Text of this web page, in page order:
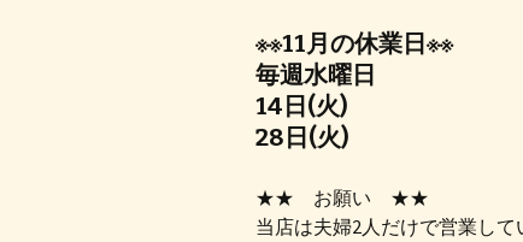
※※11月の休業日※※
毎週水曜日
14日(火)
28日(火)
★★ お願い ★★
当店は夫婦2人だけで営業して